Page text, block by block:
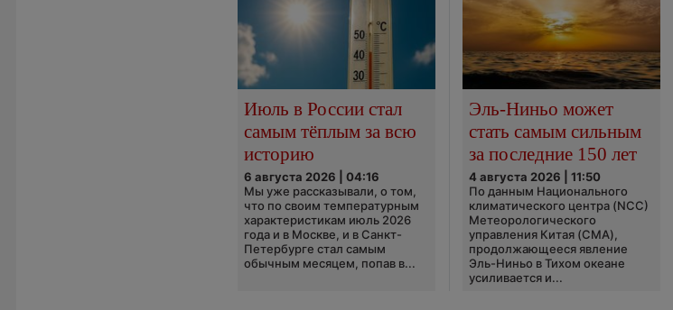
Июль в России стал
самым тёплым за всю
историю
6 августа 2026 | 04:16
Мы уже рассказывали, о том,
что по своим температурным
характеристикам июль 2026
года и в Москве, и в Санкт-
Петербурге стал самым
обычным месяцем, попав в...
Эль-Ниньо может
стать самым сильным
за последние 150 лет
4 августа 2026 | 11:50
По данным Национального
климатического центра (NCC)
Метеорологического
управления Китая (CMA),
продолжающееся явление
Эль-Ниньо в Тихом океане
усиливается и...